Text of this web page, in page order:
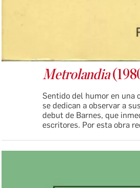
Metrolandia
Sentido del humor en una
se dedican a observar a
debut de Barnes, que
escritores. Por esta obra